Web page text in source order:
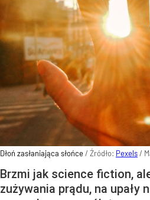
Dłoń zasłaniająca słońce/ Źródło: Pexels/
Brzmi jak science fiction,
zużywania prądu, na upały